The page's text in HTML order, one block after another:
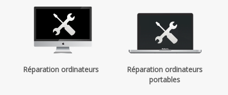
Réparation ordinateurs
Réparation ordinateurs
portables